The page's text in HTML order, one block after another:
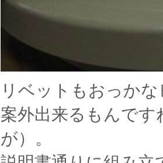
リベットもおっか
案外出来るもんで
が）。